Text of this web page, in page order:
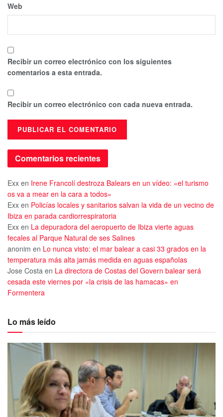
Web
Recibir un correo electrónico con los siguientes
comentarios a esta entrada.
Recibir un correo electrónico con cada nueva entrada.
Comentarios recientes
Exx en Irene Francolí destroza Balears en un vídeo: «el turismo
os va a mear en la cara a todos»
Exx en Policías locales y sanitarios salvan la vida de un vecino de
Ibiza en parada cardiorrespiratoria
Exx en La depuradora del aeropuerto de Ibiza vierte aguas
fecales al Parque Natural de ses Salines
anonim en Lo nunca visto: el mar balear a casi 33 grados en la
temperatura más alta jamás medida en aguas españolas
Jose Costa en La directora de Costas del Govern balear será
cesada este viernes por «la crisis de las hamacas» en
Formentera
Lo más leído